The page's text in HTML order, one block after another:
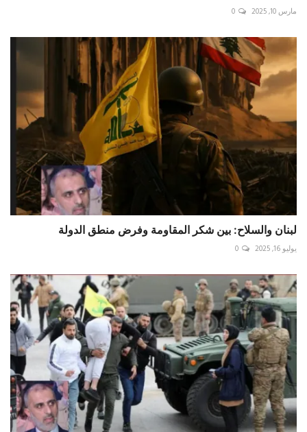
مارس 10, 2025 0
لبنان والسلاح: بين شكر المقاومة وفرض منطق الدولة
يوليو 16, 2025 0